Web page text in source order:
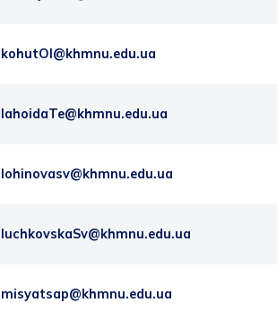
kohutOl@khmnu.edu.ua
lahoidaTe@khmnu.edu.ua
lohinovasv@khmnu.edu.ua
luchkovskaSv@khmnu.edu.ua
misyatsap@khmnu.edu.ua